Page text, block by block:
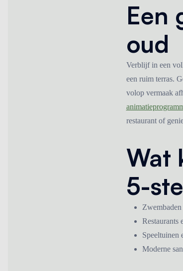
Een
oud
Verblijf in een
een ruim terras.
volop vermaak
restaurant of
Wat
5-
Restaurants
Speeltuinen
Moderne